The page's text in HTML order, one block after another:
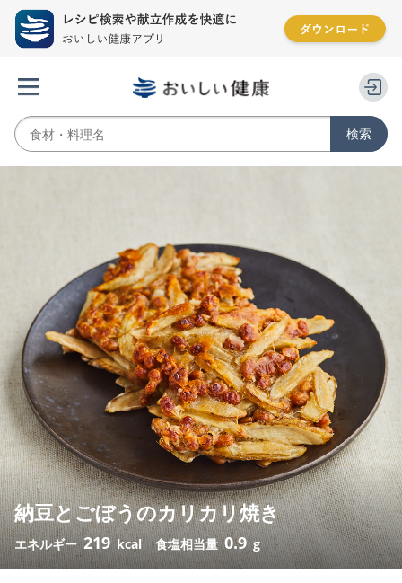
納豆とごぼうのカリカリ焼き
エネルギー219 kcal 食塩相当量0.9 g